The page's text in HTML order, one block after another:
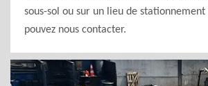
sous-sol ou sur un lieu de stationnement
pouvez nous contacter.